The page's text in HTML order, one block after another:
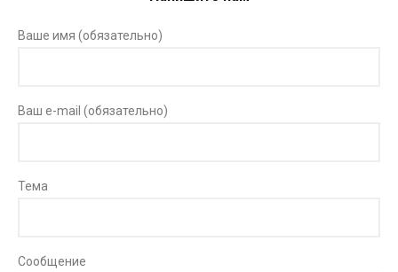
Ваше имя (обязательно)
Ваш e-mail (обязательно)
Тема
Сообщение